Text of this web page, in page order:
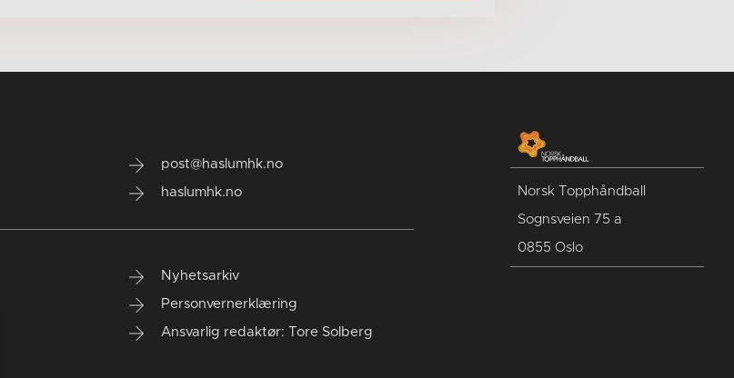
post@haslumhk.no
haslumhk.no
Nyhetsarkiv
Personvernerklæring
Ansvarlig redaktør: Tore Solberg
Norsk Topphåndball
Sognsveien 75 a
0855 Oslo